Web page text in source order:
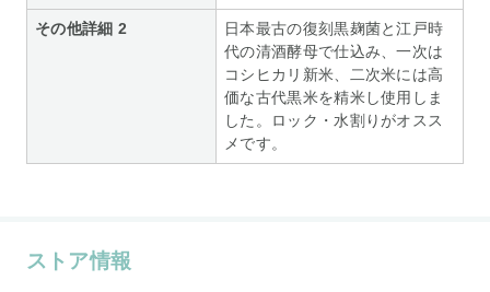
その他詳細 2
日本最古の復刻黒麹菌と江戸時
代の清酒酵母で仕込み、一次は
コシヒカリ新米、二次米には高
価な古代黒米を精米し使用しま
した。ロック・水割りがオスス
メです。
ストア情報